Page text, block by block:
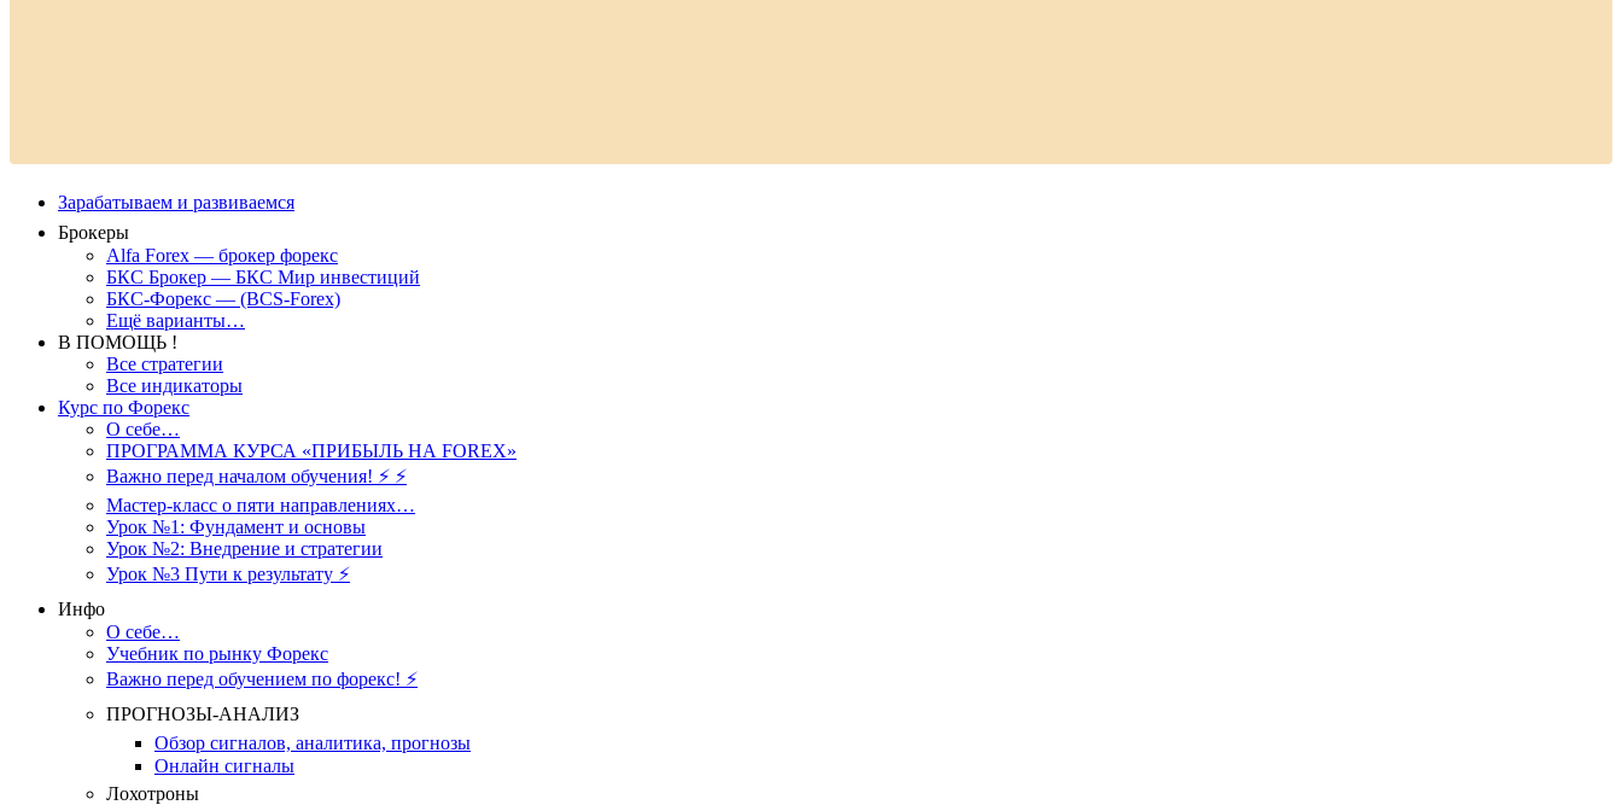
Зарабатываем и развиваемся
Брокеры
Alfa Forex — брокер форекс
БКС Брокер — БКС Мир инвестиций
БКС-Форекс — (BCS-Forex)
Ещё варианты…
В ПОМОЩЬ !
Все стратегии
Все индикаторы
Курс по Форекс
О себе…
ПРОГРАММА КУРСА «ПРИБЫЛЬ НА FOREX»
Важно перед началом обучения! ⚡ ⚡
Мастер-класс о пяти направлениях…
Урок №1: Фундамент и основы
Урок №2: Внедрение и стратегии
Урок №3 Пути к результату ⚡️
Инфо
О себе…
Учебник по рынку Форекс
Важно перед обучением по форекс! ⚡
ПРОГНОЗЫ-АНАЛИЗ
Обзор сигналов, аналитика, прогнозы
Онлайн сигналы
Лохотроны